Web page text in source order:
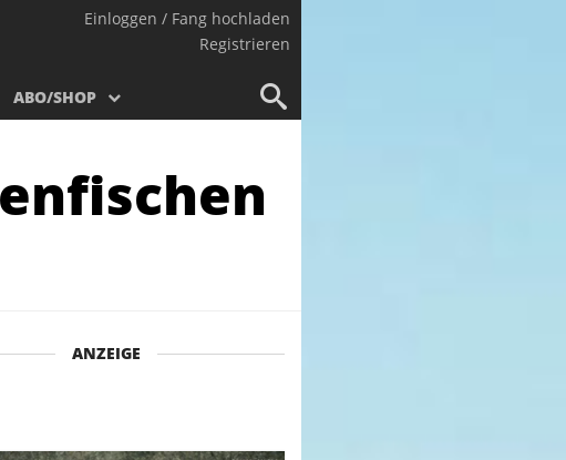
Einloggen / Fang hochladen
Registrieren
ABO/SHOP
ANZEIGE